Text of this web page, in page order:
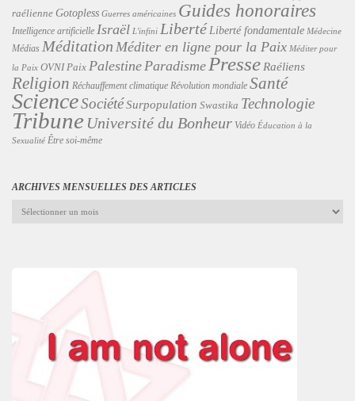
raélienne Gotopless Guerres américaines Guides honoraires
Intelligence artificielle Israël L'infini Liberté Liberté fondamentale Médecine
Médias Méditation Méditer en ligne pour la Paix Méditer pour
la Paix OVNI Paix PalestineParadisme Presse Raéliens
Religion Réchauffement climatique Révolution mondiale Santé
ScienceSociétéSurpopulation Swastika Technologie
Tribune Université du Bonheur Vidéo Éducation à la
Sexualité Être soi-même
ARCHIVES MENSUELLES DES ARTICLES
Archives